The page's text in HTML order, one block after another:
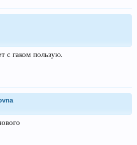
с гаком пользую.